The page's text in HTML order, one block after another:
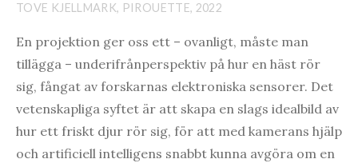
TOVE KJELLMARK, PIROUETTE, 2022
En projektion ger oss ett – ovanligt, måste man
tillägga – underifrånperspektiv på hur en häst rör
sig, fångat av forskarnas elektroniska sensorer. Det
vetenskapliga syftet är att skapa en slags idealbild av
hur ett friskt djur rör sig, för att med kamerans hjälp
och artificiell intelligens snabbt kunna avgöra om en